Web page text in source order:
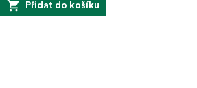
Přidat do košíku